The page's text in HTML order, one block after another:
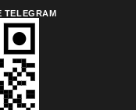
TELEGRAM